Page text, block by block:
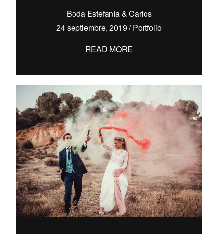
Boda Estefanía & Carlos
24 septiembre, 2019 /Portfolio
READ MORE